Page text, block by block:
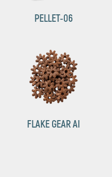
PELLET-06
FLAKE GEAR AI